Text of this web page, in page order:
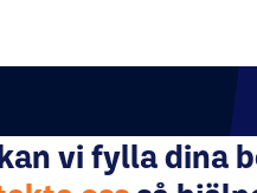
vi fylla dina